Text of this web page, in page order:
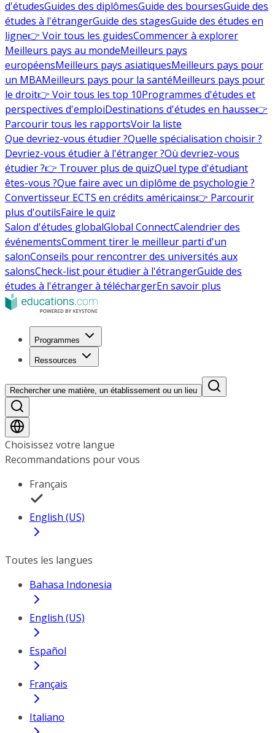
d'étudesGuides des diplômesGuide des boursesGuide des
études à l'étrangerGuide des stagesGuide des études en
ligne👉 Voir tous les guidesCommencer à explorer
Meilleurs pays au mondeMeilleurs pays
européensMeilleurs pays asiatiquesMeilleurs pays pour
un MBAMeilleurs pays pour la santéMeilleurs pays pour
le droit👉 Voir tous les top 10Programmes d'études et
perspectives d'emploiDestinations d'études en hausse👉
Parcourir tous les rapportsVoir la liste
Que devriez-vous étudier ?Quelle spécialisation choisir ?
Devriez-vous étudier à l'étranger ?Où devriez-vous
étudier ?👉 Trouver plus de quizQuel type d'étudiant
êtes-vous ?Que faire avec un diplôme de psychologie ?
Convertisseur ECTS en crédits américains👉 Parcourir
plus d'outilsFaire le quiz
Salon d'études globalGlobal ConnectCalendrier des
événementsComment tirer le meilleur parti d'un
salonConseils pour rencontrer des universités aux
salonsCheck-list pour étudier à l'étrangerGuide des
études à l'étranger à téléchargerEn savoir plus
Programmes
Ressources
Rechercher une matière, un établissement ou un lieu
Choisissez votre langue
Recommandations pour vous
Français
English (US)
Toutes les langues
Bahasa Indonesia
English (US)
Español
Français
Italiano